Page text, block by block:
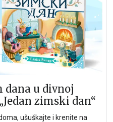
dana u divnoj
zimski dan“
ušuškajte i krenite na